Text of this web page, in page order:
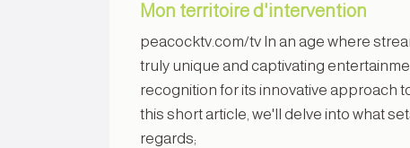
Mon territoire d'intervention
peacocktv.com/tv In an age where
truly unique and captivating
recognition for its innovative approach
this short article, we'll delve into what
regards;